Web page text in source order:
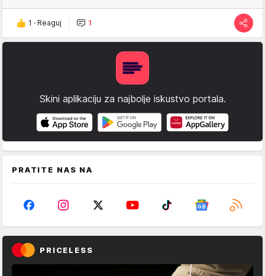
1 · Reaguj 1
Skini aplikaciju za najbolje iskustvo portala.
PRATITE NAS NA
PRICELESS